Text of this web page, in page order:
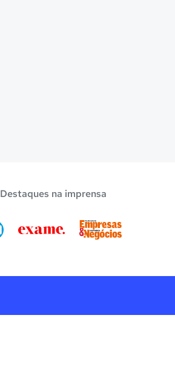
Destaques na imprensa